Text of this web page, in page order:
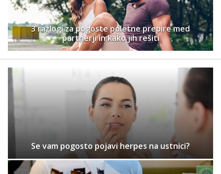
3 razlogi za pogoste poletne prepire med
partnerji in kako jih rešiti
Se vam pogosto pojavi herpes na ustnici?